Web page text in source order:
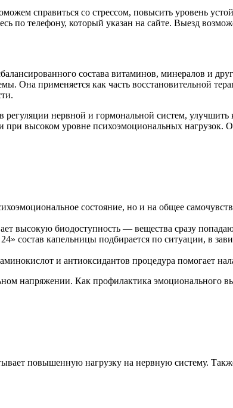
справиться со стрессом, повысить уровень
по телефону, который указан на сайте. Выезд
состава витаминов, минералов и
Она применяется как часть восстановительной
нервной и гормональной систем,
высоком уровне психоэмоциональных
состояние, но и на общее
высокую биодоступность — вещества сразу
состав капельницы подбирается по ситуации, в
и антиоксидантов процедура помогает
напряжении. Как профилактика эмоционального
повышенную нагрузку на нервную систему.